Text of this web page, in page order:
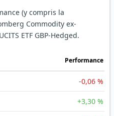
(y compris la
Commodity ex-
ETF GBP-Hedged.
Performance
-0,06 %
+3,30 %